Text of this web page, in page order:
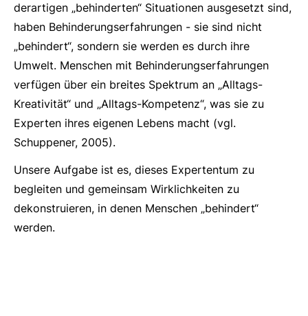
derartigen „behinderten“ Situationen ausgesetzt sind,
haben Behinderungserfahrungen - sie sind nicht
„behindert“, sondern sie werden es durch ihre
Umwelt. Menschen mit Behinderungserfahrungen
verfügen über ein breites Spektrum an „Alltags-
Kreativität“ und „Alltags-Kompetenz“, was sie zu
Experten ihres eigenen Lebens macht (vgl.
Schuppener, 2005).
Unsere Aufgabe ist es, dieses Expertentum zu
begleiten und gemeinsam Wirklichkeiten zu
dekonstruieren, in denen Menschen „behindert“
werden.